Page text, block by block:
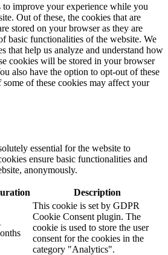
to improve your experience while you
Out of these, the cookies that are
stored on your browser as they are
basic functionalities of the website. We
that help us analyze and understand how
cookies will be stored in your browser
also have the option to opt-out of these
of these cookies may affect your
essential for the website to
ensure basic functionalities and
anonymously.
Description
This cookie is set by GDPR
Cookie Consent plugin. The
cookie is used to store the user
consent for the cookies in the
category "Analytics".